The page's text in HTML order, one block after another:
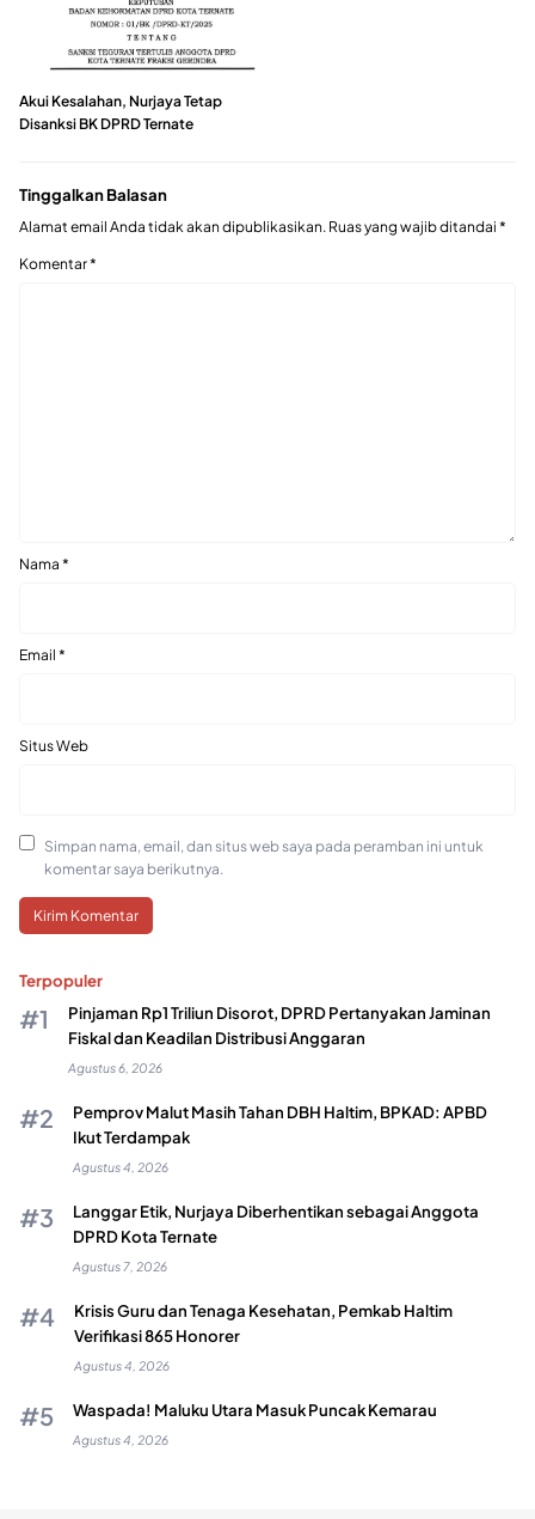
Akui Kesalahan, Nurjaya Tetap
Disanksi BK DPRD Ternate
Tinggalkan Balasan
Alamat email Anda tidak akan dipublikasikan. Ruas yang wajib ditandai *
Komentar*
Nama *
Email *
Situs Web
Simpan nama, email, dan situs web saya pada peramban ini untuk
komentar saya berikutnya.
Terpopuler
Pinjaman Rp1 Triliun Disorot, DPRD Pertanyakan Jaminan
Fiskal dan Keadilan Distribusi Anggaran
Agustus 6, 2026
Pemprov Malut Masih Tahan DBH Haltim, BPKAD: APBD
Ikut Terdampak
Agustus 4, 2026
Langgar Etik, Nurjaya Diberhentikan sebagai Anggota
DPRD Kota Ternate
Agustus 7, 2026
Krisis Guru dan Tenaga Kesehatan, Pemkab Haltim
Verifikasi 865 Honorer
Agustus 4, 2026
Waspada! Maluku Utara Masuk Puncak Kemarau
Agustus 4, 2026